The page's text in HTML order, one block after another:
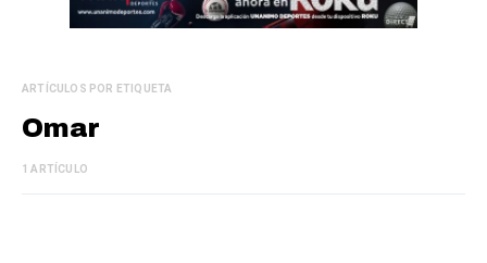
ARTÍCULOS POR ETIQUETA
Omar
1 ARTÍCULO